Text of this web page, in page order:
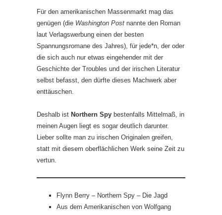
Für den amerikanischen Massenmarkt mag das
genügen (die Washington Post nannte den Roman
laut Verlagswerbung einen der besten
Spannungsromane des Jahres), für jede*n, der oder
die sich auch nur etwas eingehender mit der
Geschichte der Troubles und der irischen Literatur
selbst befasst, den dürfte dieses Machwerk aber
enttäuschen.
Deshalb ist Northern Spy bestenfalls Mittelmaß, in
meinen Augen liegt es sogar deutlich darunter.
Lieber sollte man zu irischen Originalen greifen,
statt mit diesem oberflächlichen Werk seine Zeit zu
vertun.
Flynn Berry – Northern Spy – Die Jagd
Aus dem Amerikanischen von Wolfgang